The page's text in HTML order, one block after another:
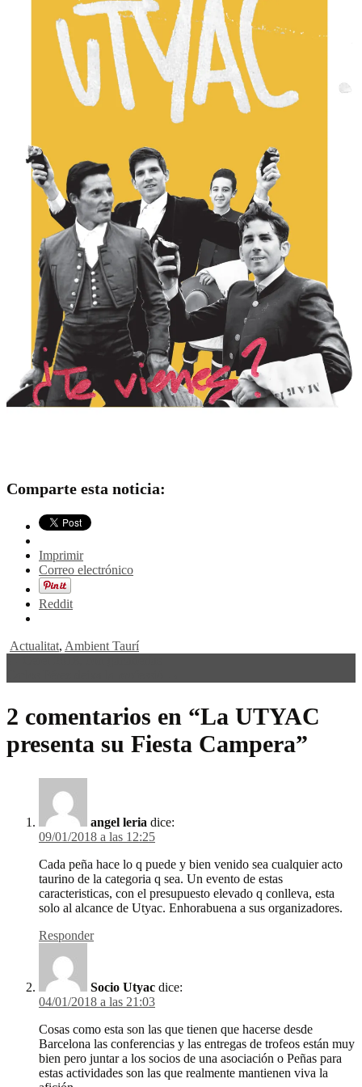
Comparte esta noticia:
Imprimir
Correo electrónico
Reddit
Actualitat, Ambient Taurí
de
entradas
2 comentarios en “La UTYAC
presenta su Fiesta Campera”
angel leria dice:
09/01/2018 a las 12:25
Cada peña hace lo q puede y bien venido sea cualquier acto
taurino de la categoria q sea. Un evento de estas
caracteristicas, con el presupuesto elevado q conlleva, esta
solo al alcance de Utyac. Enhorabuena a sus organizadores.
Responder
Socio Utyac dice:
04/01/2018 a las 21:03
Cosas como esta son las que tienen que hacerse desde
Barcelona las conferencias y las entregas de trofeos están muy
bien pero juntar a los socios de una asociación o Peñas para
estas actividades son las que realmente mantienen viva la